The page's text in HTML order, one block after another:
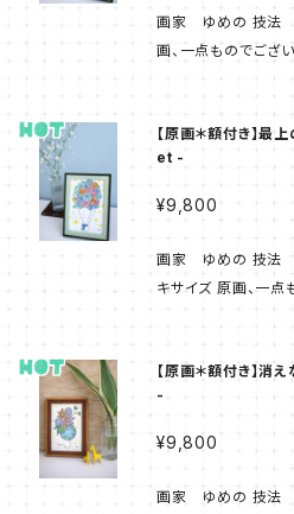
パステル
色鉛筆
PainterYumeno×illust_coffret
画家 ゆめの 技法
画、一点ものでございます。 青いひまわ
梱包し レターパッ
ざいません。 ・あまり陽の当たる場所に置くと 色が
色は異なって見える
【原画＊額付き】
et -
¥9,800
画家 ゆめの 技法
キサイズ 原画、一点ものでございます。 - 最上の花束
レターパックライ
せん。 ・あまり陽の当たる場所に置くと 色が薄くなっ
なって見える可能性
【原画＊額付き】
-
¥9,800
画家 ゆめの 技法